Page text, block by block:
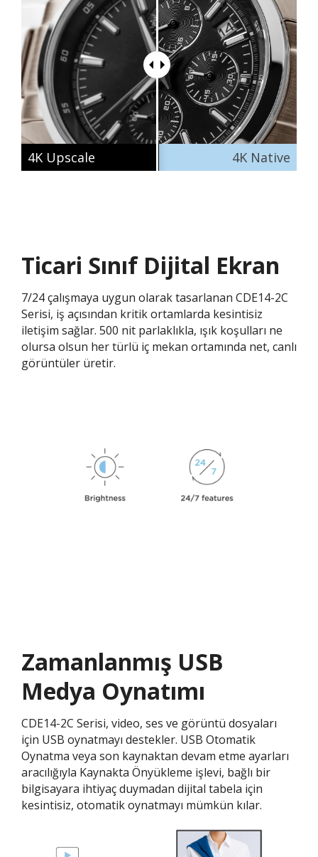
4K Upscale 4K Native
Ticari Sınıf Dijital Ekran
7/24 çalışmaya uygun olarak tasarlanan CDE14-2C
Serisi, iş açısından kritik ortamlarda kesintisiz
iletişim sağlar. 500 nit parlaklıkla, ışık koşulları ne
olursa olsun her türlü iç mekan ortamında net, canlı
görüntüler üretir.
Zamanlanmış USB
Medya Oynatımı
CDE14-2C Serisi, video, ses ve görüntü dosyaları
için USB oynatmayı destekler. USB Otomatik
Oynatma veya son kaynaktan devam etme ayarları
aracılığıyla Kaynakta Önyükleme işlevi, bağlı bir
bilgisayara ihtiyaç duymadan dijital tabela için
kesintisiz, otomatik oynatmayı mümkün kılar.​